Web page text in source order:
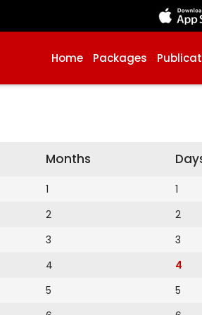
Home Packages
Months
1
2
3
4
5
1
2
3
4
5